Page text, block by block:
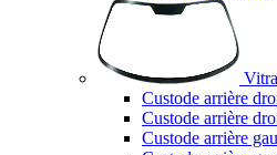
Custode arrière
Custode arrière
Custode arrière